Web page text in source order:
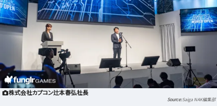
株式会社カプコン辻本春弘社長
Saiga NAK編集部